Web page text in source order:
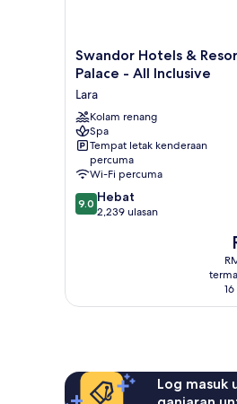
Swandor
Hotels
Resort
Topkapi
Palace
-
All
Inclusive
Lara
Swandor Hotels &
Palace - All Inclusive
Lara
Kolam renang
Spa
Tempat letak kenderaan
percuma
Wi-Fi percuma
9.0
daripada
9.0 Hebat
2,239 ulasan
Log masuk